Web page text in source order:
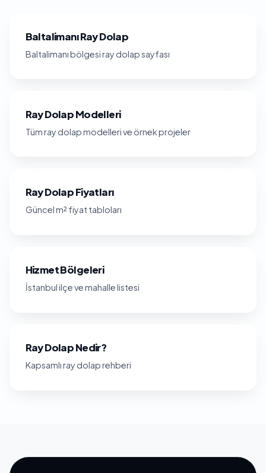
Baltalimanı Ray Dolap
Baltalimanı bölgesi ray dolap sayfası
Ray Dolap Modelleri
Tüm ray dolap modelleri ve örnek projeler
Ray Dolap Fiyatları
Güncel m² fiyat tabloları
Hizmet Bölgeleri
İstanbul ilçe ve mahalle listesi
Ray Dolap Nedir?
Kapsamlı ray dolap rehberi